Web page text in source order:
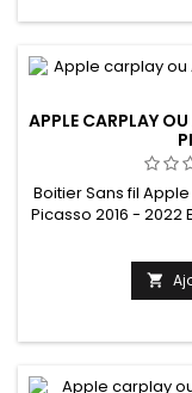
APPLE CARPLAY
Boitier Sans fil
Picasso 2016 - 2022
